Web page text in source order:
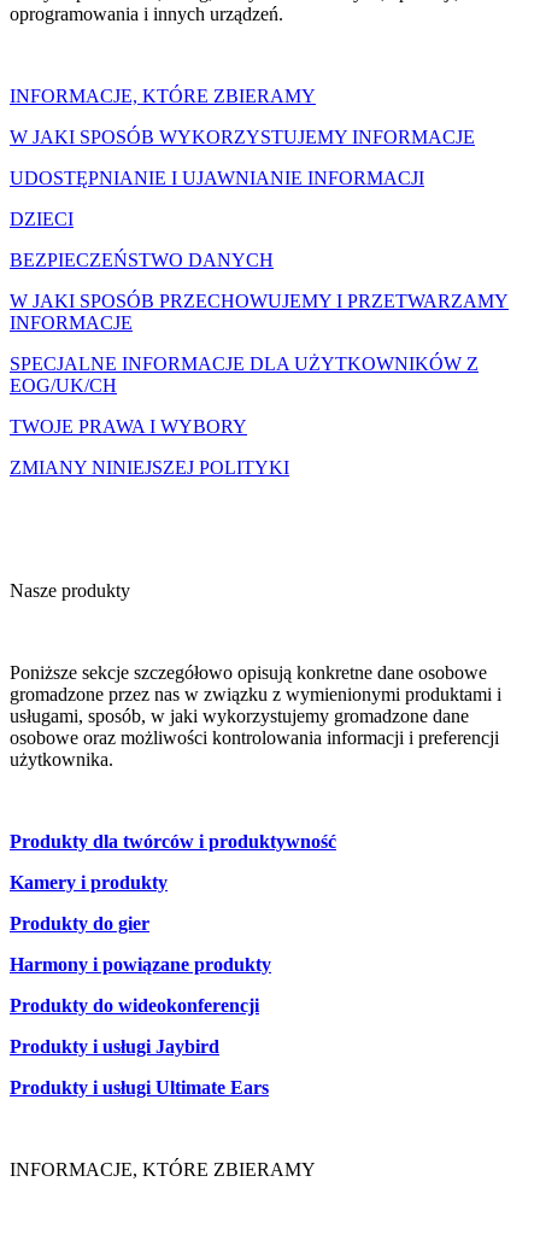
oprogramowania i innych urządzeń.
INFORMACJE, KTÓRE ZBIERAMY
W JAKI SPOSÓB WYKORZYSTUJEMY INFORMACJE
UDOSTĘPNIANIE I UJAWNIANIE INFORMACJI
DZIECI
BEZPIECZEŃSTWO DANYCH
W JAKI SPOSÓB PRZECHOWUJEMY I PRZETWARZAMY
INFORMACJE
SPECJALNE INFORMACJE DLA UŻYTKOWNIKÓW Z
EOG/UK/CH
TWOJE PRAWA I WYBORY
ZMIANY NINIEJSZEJ POLITYKI
Nasze produkty
Poniższe sekcje szczegółowo opisują konkretne dane osobowe
gromadzone przez nas w związku z wymienionymi produktami i
usługami, sposób, w jaki wykorzystujemy gromadzone dane
osobowe oraz możliwości kontrolowania informacji i preferencji
użytkownika.
Produkty dla twórców i produktywność
Kamery i produkty
Produkty do gier
Harmony i powiązane produkty
Produkty do wideokonferencji
Produkty i usługi Jaybird
Produkty i usługi Ultimate Ears
INFORMACJE, KTÓRE ZBIERAMY